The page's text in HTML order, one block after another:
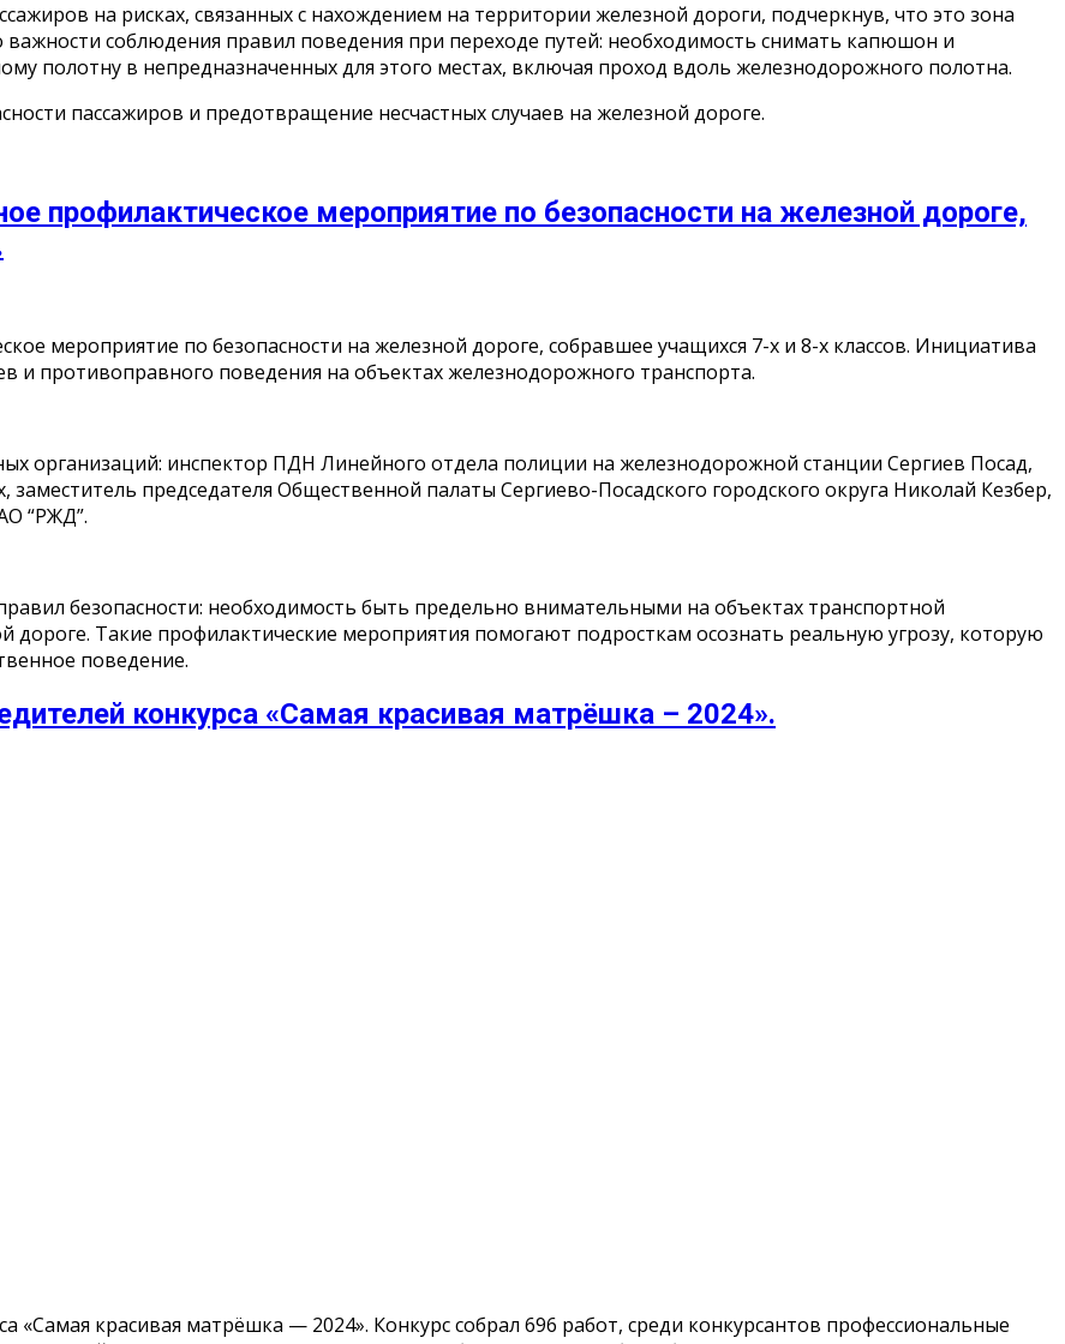
на рисках, связанных с нахождением на территории железной дороги, подчеркнув, что это зона
соблюдения правил поведения при переходе путей: необходимость снимать капюшон и
полотну в непредназначенных для этого местах, включая проход вдоль железнодорожного полотна.
пассажиров и предотвращение несчастных случаев на железной дороге.
профилактическое мероприятие по безопасности на железной дороге,
мероприятие по безопасности на железной дороге, собравшее учащихся 7-х и 8-х классов. Инициатива
и противоправного поведения на объектах железнодорожного транспорта.
организаций: инспектор ПДН Линейного отдела полиции на железнодорожной станции Сергиев Посад,
председателя Общественной палаты Сергиево-Посадского городского округа Николай Кезбер,
“РЖД”.
безопасности: необходимость быть предельно внимательными на объектах транспортной
дороге. Такие профилактические мероприятия помогают подросткам осознать реальную угрозу, которую
поведение.
конкурса «Самая красивая матрёшка – 2024».
«Самая красивая матрёшка — 2024». Конкурс собрал 696 работ, среди конкурсантов профессиональные